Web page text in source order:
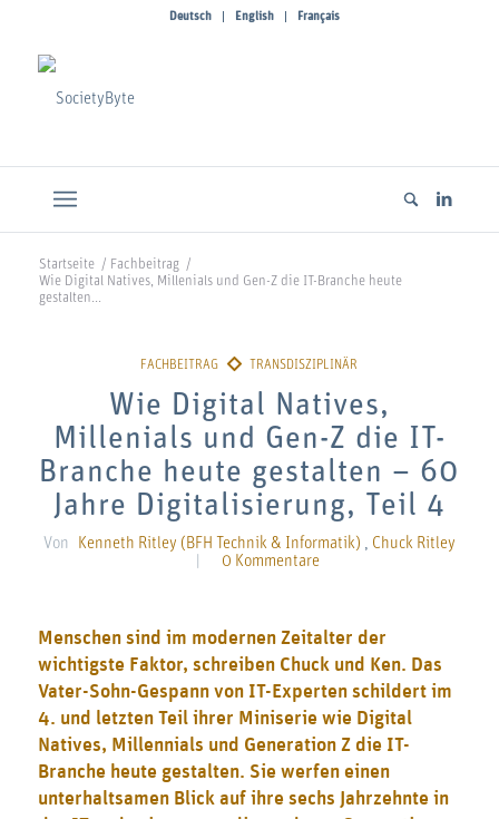
Deutsch English Français
Startseite / Fachbeitrag /
Wie Digital Natives, Millenials und Gen-Z die IT-Branche heute
gestalten...
Wie Digital Natives,
Millenials und Gen-Z die IT-
Branche heute gestalten – 60
Jahre Digitalisierung, Teil 4
Von Kenneth Ritley (BFH Technik & Informatik) , Chuck Ritley
0 Kommentare
Menschen sind im modernen Zeitalter der
wichtigste Faktor, schreiben Chuck und Ken. Das
Vater-Sohn-Gespann von IT-Experten schildert im
4. und letzten Teil ihrer Miniserie wie Digital
Natives, Millennials und Generation Z die IT-
Branche heute gestalten. Sie werfen einen
unterhaltsamen Blick auf ihre sechs Jahrzehnte in